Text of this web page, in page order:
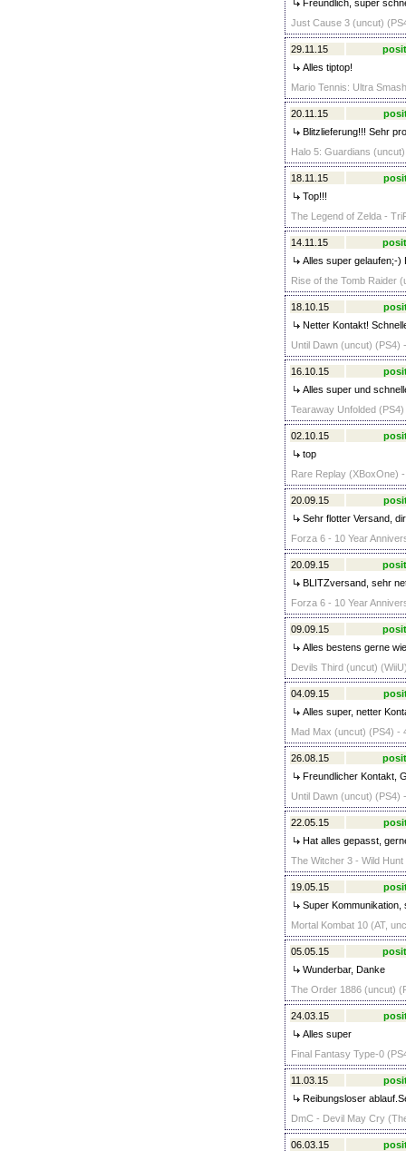
Freundlich, super
Just Cause 3 (uncut)
29.11.15
Alles tiptop!
Mario Tennis: Ultra
20.11.15
Blitzlieferung!!! Sehr
Halo 5: Guardians
18.11.15
Top!!!
The Legend of Zelda -
14.11.15
Alles super gelaufen;-)
Rise of the Tomb Raider
18.10.15
Netter Kontakt!
Until Dawn (uncut) (PS4)
16.10.15
Alles super und
Tearaway Unfolded
02.10.15
top
Rare Replay (XBoxOne)
20.09.15
Sehr flotter Versand,
Forza 6 - 10 Year
20.09.15
BLITZversand, sehr
Forza 6 - 10 Year
09.09.15
Alles bestens gerne
Devils Third (uncut)
04.09.15
Alles super, netter
Mad Max (uncut) (PS4) -
26.08.15
Freundlicher Kontakt,
Until Dawn (uncut) (PS4)
22.05.15
Hat alles gepasst,
The Witcher 3 - Wild
19.05.15
Super Kommunikation,
Mortal Kombat 10 (AT,
05.05.15
Wunderbar, Danke
The Order 1886 (uncut)
24.03.15
Alles super
Final Fantasy Type-0
11.03.15
Reibungsloser
DmC - Devil May Cry
06.03.15